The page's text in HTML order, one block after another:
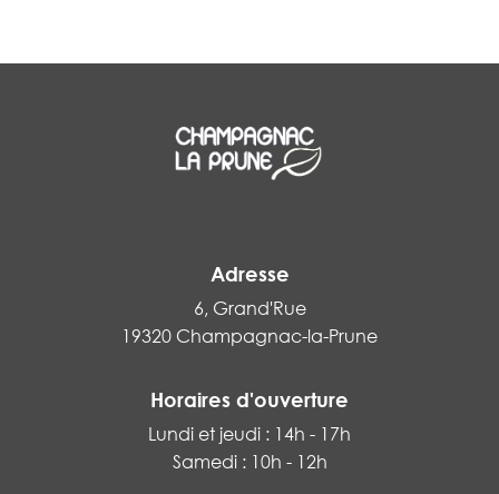
Adresse
6, Grand'Rue
19320 Champagnac-la-Prune
Horaires d'ouverture
Lundi et jeudi : 14h - 17h
Samedi : 10h - 12h